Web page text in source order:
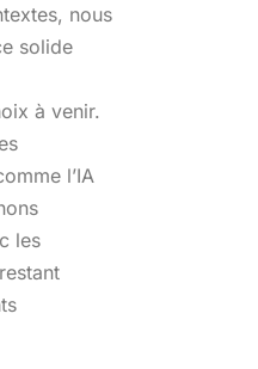
nous
solide
à venir.
l’IA
les